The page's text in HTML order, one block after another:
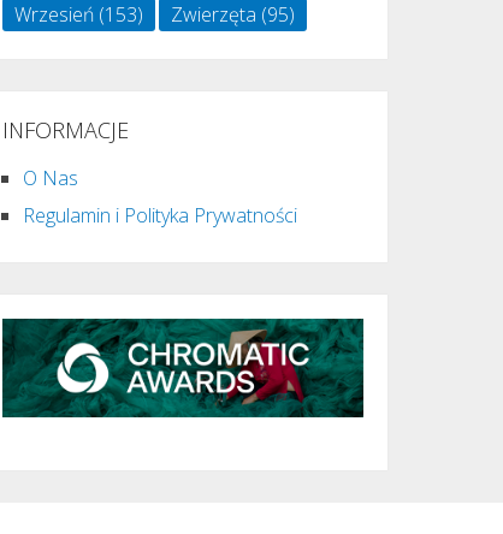
Wrzesień (153) Zwierzęta (95)
INFORMACJE
O Nas
Regulamin i Polityka Prywatności